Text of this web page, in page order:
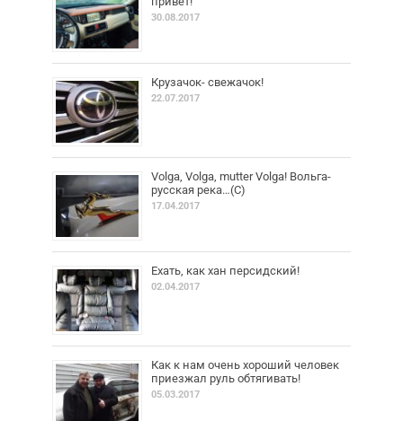
30.08.2017
Крузачок- свежачок!
22.07.2017
Volga, Volga, mutter Volga! Вольга-
русская река…(С)
17.04.2017
Ехать, как хан персидский!
02.04.2017
Как к нам очень хороший человек
приезжал руль обтягивать!
05.03.2017